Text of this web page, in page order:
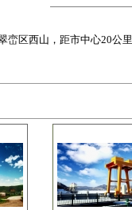
峦区西山，距市中心20公